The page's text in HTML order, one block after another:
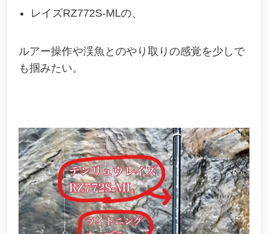
レイズRZ772S-MLの、
ルアー操作や渓魚とのやり取りの感覚を少しで
も掴みたい。